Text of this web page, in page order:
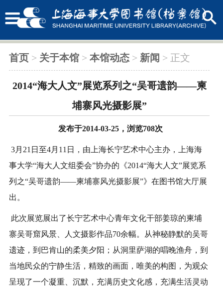
首页> 关于本馆> 本馆动态> 新闻 > 正文
2014“海大人文”展览系列之“吴哥遗韵——柬
埔寨风光摄影展”
发布于2014-03-25，浏览708次
3月21日至4月11日，由上海长宁艺术中心主办，上海海
事大学“海大人文组委会”协办的《2014“海大人文”展览系
列之“吴哥遗韵——柬埔寨风光摄影展”》在图书馆大厅展
出。
此次展览展出了长宁艺术中心青年文化干部姜琼的柬埔
寨吴哥窟风景、人文摄影作品70余幅。从神秘静默的吴哥
遗迹，到巴肯山的柔美夕阳；从洞里萨湖的唱晚渔舟，到
当地民众的宁静生活，精致的画面，唯美的构图，为观众
呈现了一个凝重、沉默，充满历史文化感，充满生活灵动